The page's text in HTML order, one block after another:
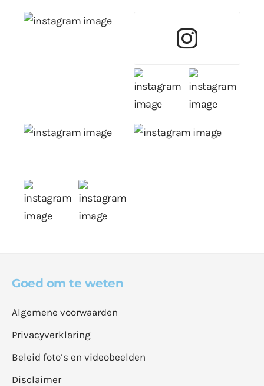
Goed om te weten
Algemene voorwaarden
Privacyverklaring
Beleid foto’s en videobeelden
Disclaimer